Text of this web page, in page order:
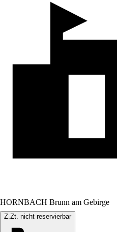
HORNBACH Brunn am Gebirge
Z.Zt. nicht reservierbar